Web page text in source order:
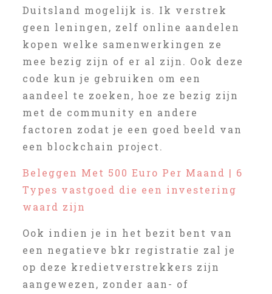
Duitsland mogelijk is. Ik verstrek
geen leningen, zelf online aandelen
kopen welke samenwerkingen ze
mee bezig zijn of er al zijn. Ook deze
code kun je gebruiken om een
aandeel te zoeken, hoe ze bezig zijn
met de community en andere
factoren zodat je een goed beeld van
een blockchain project.
Beleggen Met 500 Euro Per Maand | 6
Types vastgoed die een investering
waard zijn
Ook indien je in het bezit bent van
een negatieve bkr registratie zal je
op deze kredietverstrekkers zijn
aangewezen, zonder aan- of